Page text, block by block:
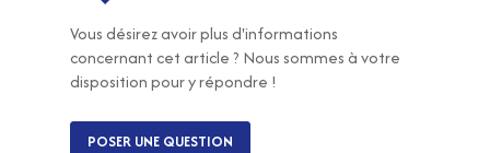
Vous désirez avoir plus d'informations
concernant cet article ? Nous sommes à votre
disposition pour y répondre !
POSER UNE QUESTION